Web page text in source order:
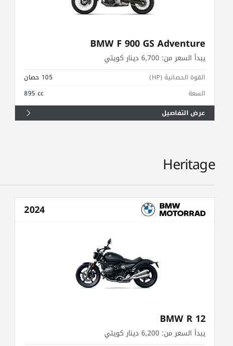
BMW F 900 GS Adventure
يبدأ السعر من:
القوة الحصانية (HP)
105 حصان
السعة
895 cc
عرض التفاصيل
Heritage
2024
BMW R 12
يبدأ السعر من: